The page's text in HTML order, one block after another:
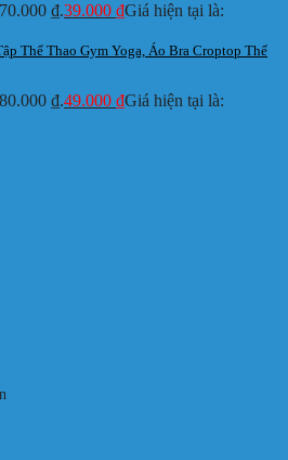
₫.39.000 ₫Giá hiện tại là:
Thể Thao Gym Yoga, Áo Bra Croptop Thể
₫.49.000 ₫Giá hiện tại là: